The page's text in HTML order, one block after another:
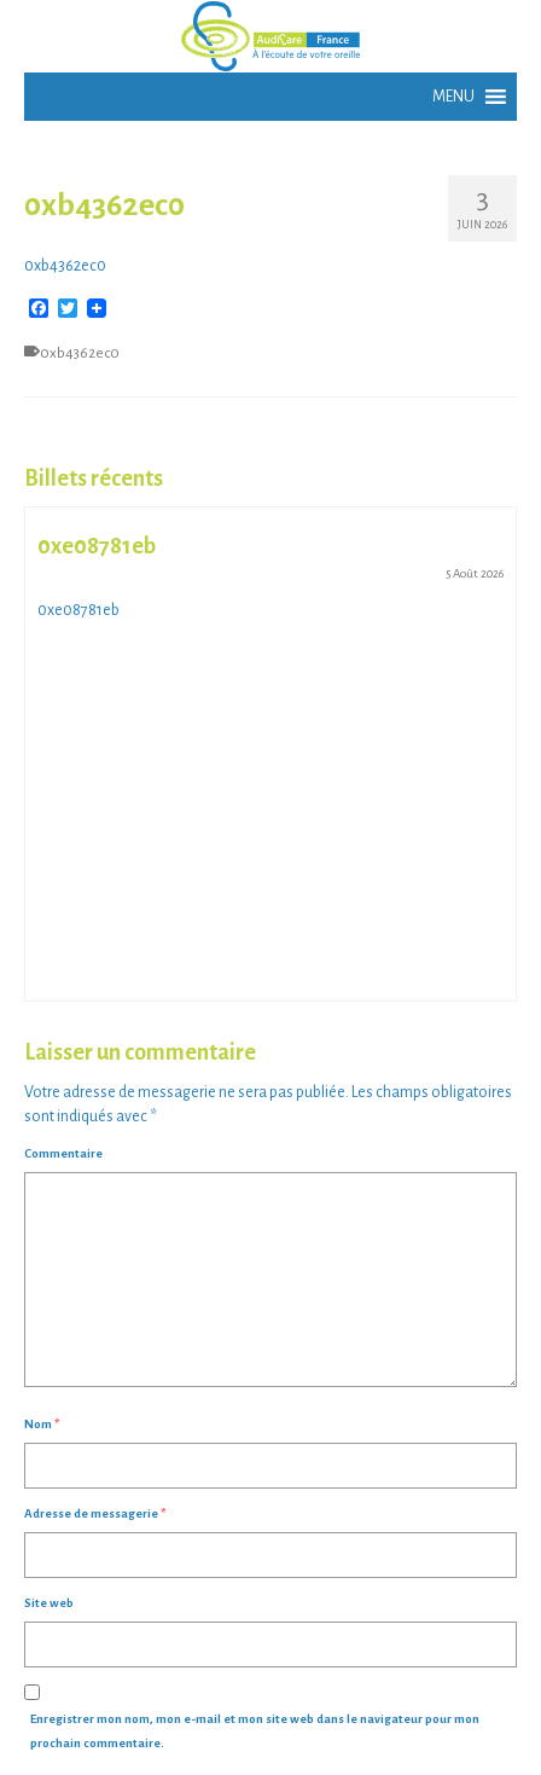
3
JUIN 2026
0xb4362ec0
0xb4362ec0
Facebook
Twitter
0xb4362ec0
Billets récents
0xe08781eb
5 Août 2026
0xe08781eb
Laisser un commentaire
Votre adresse de messagerie ne sera pas publiée. Les champs obligatoires
sont indiqués avec *
Commentaire
Nom *
Adresse de messagerie*
Site web
Enregistrer mon nom, mon e-mail et mon site web dans le navigateur pour mon
prochain commentaire.